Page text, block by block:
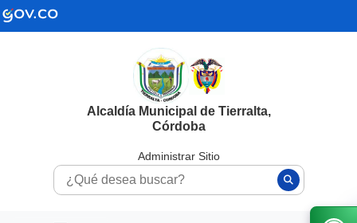
Alcaldía Municipal de Tierralta,
Córdoba
Administrar Sitio